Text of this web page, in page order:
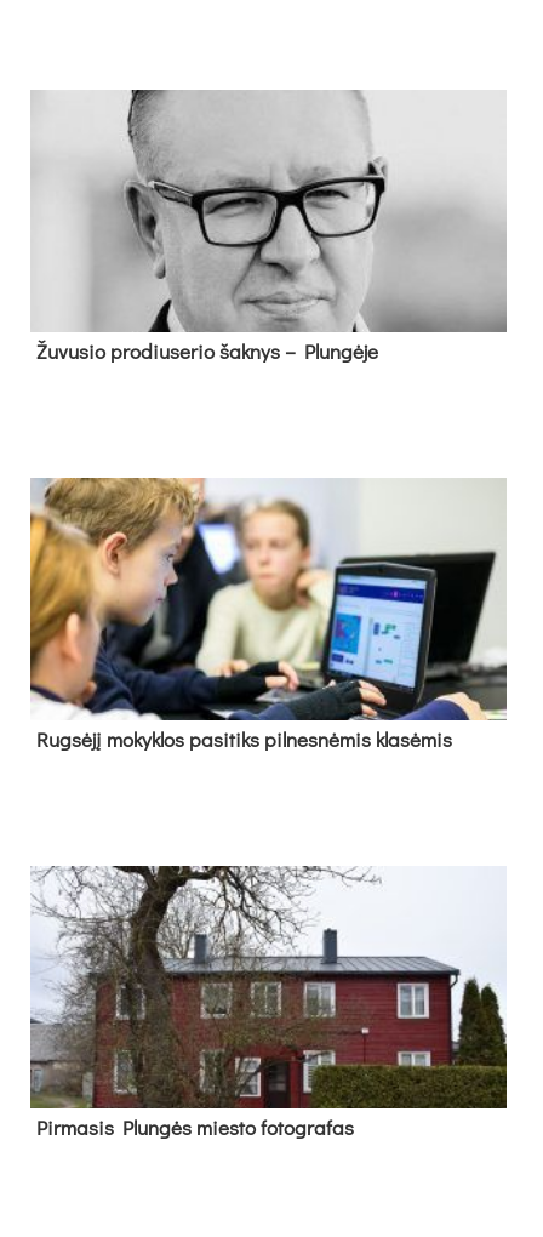
Žu­vu­sio pro­diu­se­rio šak­nys – Plun­gė­je
Rug­sė­jį mo­kyk­los pa­si­tiks pil­nes­nė­mis kla­sė­mis
Pir­ma­sis Plun­gės mies­to fo­tog­ra­fas